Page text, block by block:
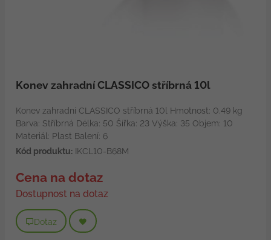
Konev zahradní CLASSICO stříbrná 10l
Konev zahradní CLASSICO stříbrná 10l Hmotnost: 0.49 kg
Barva: Stříbrná Délka: 50 Šířka: 23 Výška: 35 Objem: 10
Materiál: Plast Balení: 6
Kód produktu:IKCL10-B68M
Cena na dotaz
Dostupnost na dotaz
Dotaz